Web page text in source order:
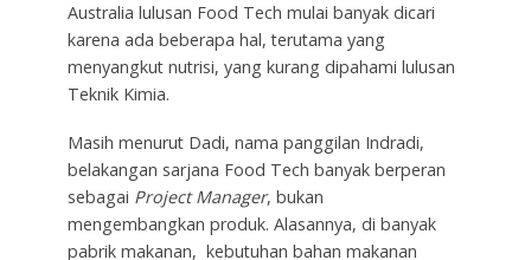
Australia lulusan Food Tech mulai banyak dicari
karena ada beberapa hal, terutama yang
menyangkut nutrisi, yang kurang dipahami lulusan
Teknik Kimia.
Masih menurut Dadi, nama panggilan Indradi,
belakangan sarjana Food Tech banyak berperan
sebagai Project Manager, bukan
mengembangkan produk. Alasannya, di banyak
pabrik makanan, kebutuhan bahan makanan